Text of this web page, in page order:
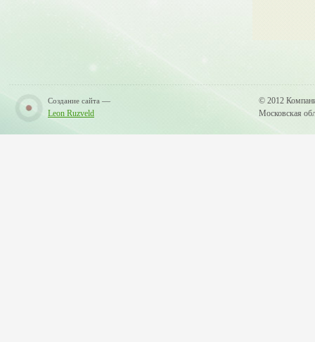
Создание сайта —
Leon Ruzveld
© 2012
Московская